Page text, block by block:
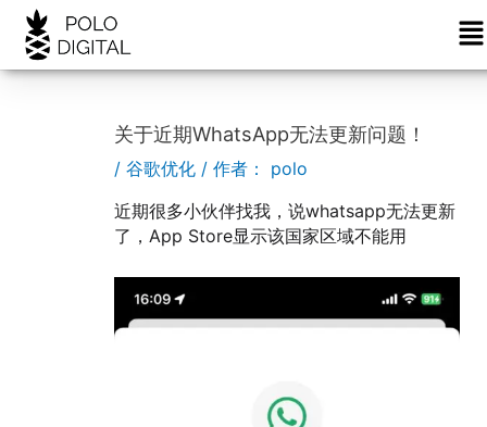
菜
单
关于近期WhatsApp无法更新问题！
/ 谷歌优化/ 作者：
polo
近期很多小伙伴找我，说whatsapp无法更新
了，App Store显示该国家区域不能用